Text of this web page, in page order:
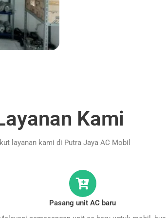
Kami
layanan kami di Putra Jaya AC Mobil
Pasang unit AC baru